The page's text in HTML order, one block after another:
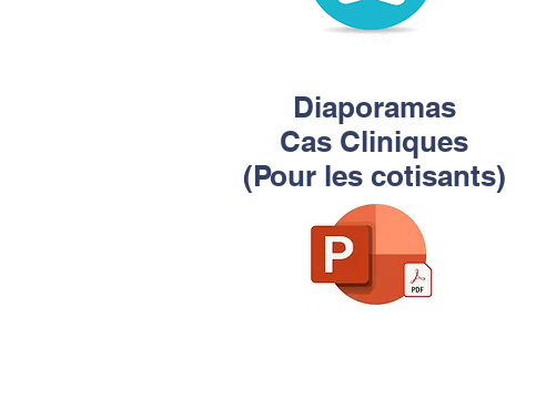
Diaporamas
Cas Cliniques
(Pour les cotisants)